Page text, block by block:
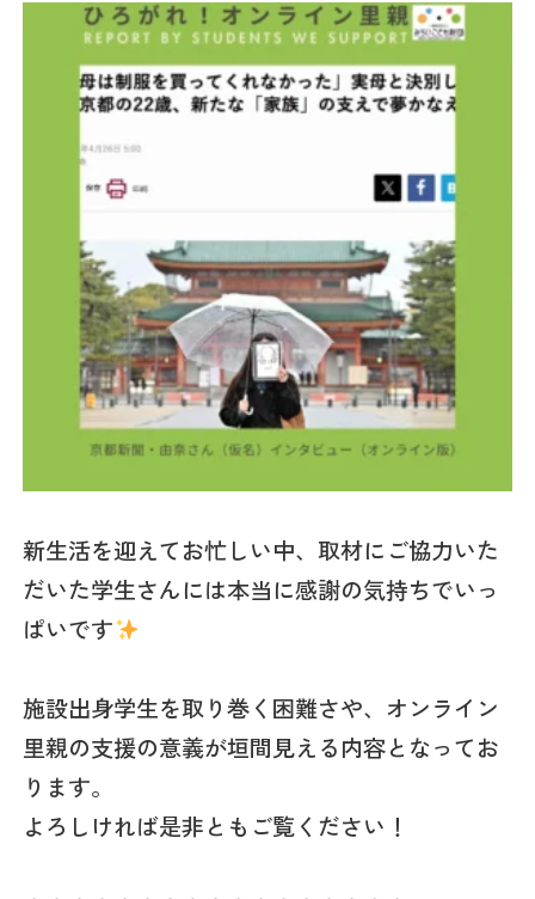
新生活を迎えてお忙しい中、取材にご協力いた
だいた学生さんには本当に感謝の気持ちでいっ
ぱいです
施設出身学生を取り巻く困難さや、オンライン
里親の支援の意義が垣間見える内容となってお
ります。
よろしければ是非ともご覧ください！